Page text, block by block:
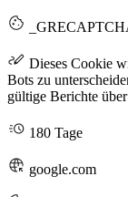
Dieses Cookie
Bots zu
gültige Berichte
180 Tage
google.com